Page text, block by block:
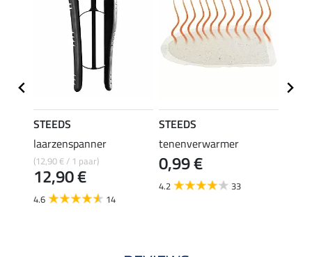
STEEDS
laarzenspanner
(12,90 € / 1 paar)
12,90 €
4.6 14
STEEDS
tenenverwarmer
0,99 €
4.2 33